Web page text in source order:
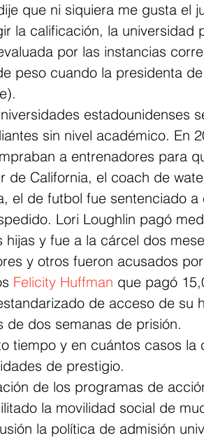
que ni siquiera me gusta el
la calificación, la universidad
por las instancias
peso cuando la presidenta
estadounidenses
sin nivel académico. En
a entrenadores para
de California, el coach de
el de futbol fue sentenciado
Lori Loughlin pagó
hijas y fue a la cárcel dos
y otros fueron acusados
Felicity Huffman que pagó
de acceso de su
de dos semanas de prisión.
tiempo y en cuántos casos
de prestigio.
de los programas de
la movilidad social de
la política de admisión